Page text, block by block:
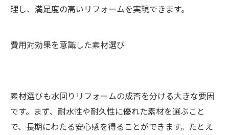
理し、満足度の高いリフォームを実現できます。
費用対効果を意識した素材選び
素材選びも水回りリフォームの成否を分ける大きな要因
です。まず、耐水性や耐久性に優れた素材を選ぶこと
で、長期にわたる安心感を得ることができます。たとえ